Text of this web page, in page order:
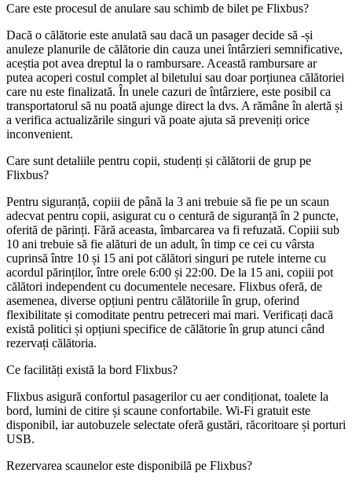
Care este procesul de anulare sau schimb de bilet pe Flixbus?
Dacă o călătorie este anulată sau dacă un pasager decide să -și
anuleze planurile de călătorie din cauza unei întârzieri semnificative,
aceștia pot avea dreptul la o rambursare. Această rambursare ar
putea acoperi costul complet al biletului sau doar porțiunea călătoriei
care nu este finalizată. În unele cazuri de întârziere, este posibil ca
transportatorul să nu poată ajunge direct la dvs. A rămâne în alertă și
a verifica actualizările singuri vă poate ajuta să preveniți orice
inconvenient.
Care sunt detaliile pentru copii, studenți și călătorii de grup pe
Flixbus?
Pentru siguranță, copiii de până la 3 ani trebuie să fie pe un scaun
adecvat pentru copii, asigurat cu o centură de siguranță în 2 puncte,
oferită de părinți. Fără aceasta, îmbarcarea va fi refuzată. Copiii sub
10 ani trebuie să fie alături de un adult, în timp ce cei cu vârsta
cuprinsă între 10 și 15 ani pot călători singuri pe rutele interne cu
acordul părinților, între orele 6:00 și 22:00. De la 15 ani, copiii pot
călători independent cu documentele necesare. Flixbus oferă, de
asemenea, diverse opțiuni pentru călătoriile în grup, oferind
flexibilitate și comoditate pentru petreceri mai mari. Verificați dacă
există politici și opțiuni specifice de călătorie în grup atunci când
rezervați călătoria.
Ce facilități există la bord Flixbus?
Flixbus asigură confortul pasagerilor cu aer condiționat, toalete la
bord, lumini de citire și scaune confortabile. Wi-Fi gratuit este
disponibil, iar autobuzele selectate oferă gustări, răcoritoare și porturi
USB.
Rezervarea scaunelor este disponibilă pe Flixbus?